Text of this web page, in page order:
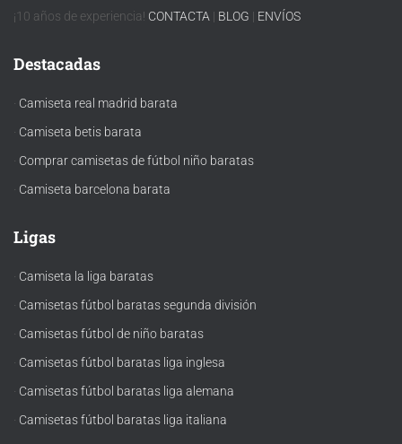
¡10 años de experiencia! CONTACTA | BLOG | ENVÍOS
Destacadas
· Camiseta real madrid barata
· Camiseta betis barata
· Comprar camisetas de fútbol niño baratas
· Camiseta barcelona barata
Ligas
· Camiseta la liga baratas
· Camisetas fútbol baratas segunda división
· Camisetas fútbol de niño baratas
· Camisetas fútbol baratas liga inglesa
· Camisetas fútbol baratas liga alemana
· Camisetas fútbol baratas liga italiana